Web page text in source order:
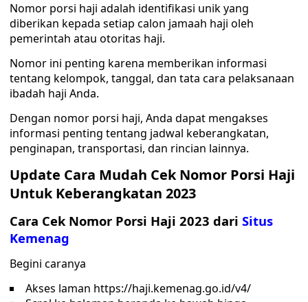
Nomor porsi haji adalah identifikasi unik yang
diberikan kepada setiap calon jamaah haji oleh
pemerintah atau otoritas haji.
Nomor ini penting karena memberikan informasi
tentang kelompok, tanggal, dan tata cara pelaksanaan
ibadah haji Anda.
Dengan nomor porsi haji, Anda dapat mengakses
informasi penting tentang jadwal keberangkatan,
penginapan, transportasi, dan rincian lainnya.
Update Cara Mudah Cek Nomor Porsi Haji
Untuk Keberangkatan 2023
Cara Cek Nomor Porsi Haji 2023 dari Situs
Kemenag
Begini caranya
Akses laman https://haji.kemenag.go.id/v4/